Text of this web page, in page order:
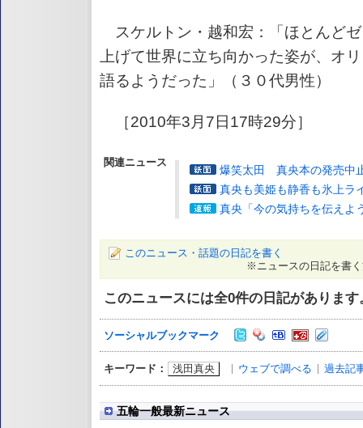
スケルトン・越和宏：「ほとんど
上げて世界に立ち向かった姿が、オ
語るようだった」（３０代男性）
［2010年3月7日17時29分］
関連ニュース
爆笑太田 真央本の発売中
真央も美姫も静香も氷上ラ
真央「今の気持ちを伝えよ
このニュース・話題の日記を書く
※ニュースの日記を書
このニュースには全0件の日記があります
ソーシャルブックマーク
キーワード： 浅田真央 ウェブで調べる 過去記
五輪一般最新ニュース